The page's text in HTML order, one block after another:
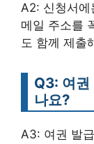
A2: 신청서에
메일 주소를
도 함께 제출
Q3: 여권
나요?
A3: 여권 발